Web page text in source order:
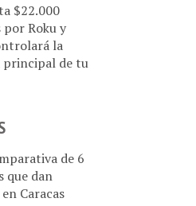
$22.000
Roku y
la
de tu
de 6
que dan
Caracas